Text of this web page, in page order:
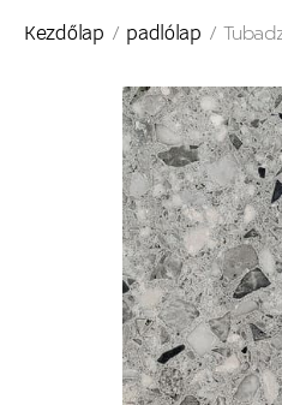
Kezdőlap / padlólap /